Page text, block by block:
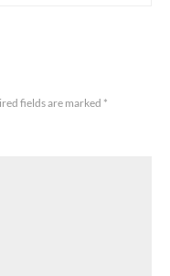
fields are marked *